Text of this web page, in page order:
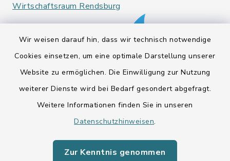
Wir weisen darauf hin, dass wir technisch notwendige
Cookies einsetzen, um eine optimale Darstellung unserer
Website zu ermöglichen. Die Einwilligung zur Nutzung
weiterer Dienste wird bei Bedarf gesondert abgefragt.
Weitere Informationen finden Sie in unseren
Datenschutzhinweisen.
Zur Kenntnis genommen
Wirtschaftsraum Rendsburg
Barrierefreiheit